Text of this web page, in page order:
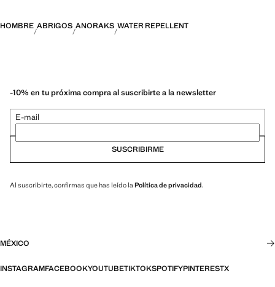
características avanzadas como tejidos bi-stretch, de secado rápido,
fácil planchado, termorreguladores, transpirables o repelentes al agua,
HOMBRE ABRIGOS ANORAKS WATER REPELLENT
-10% en tu próxima compra al suscribirte a la newsletter
E-mail
SUSCRIBIRME
Al suscribirte, confirmas que has leído la Política de privacidad.
MÉXICO
INSTAGRAMFACEBOOKYOUTUBETIKTOKSPOTIFYPINTERESTX